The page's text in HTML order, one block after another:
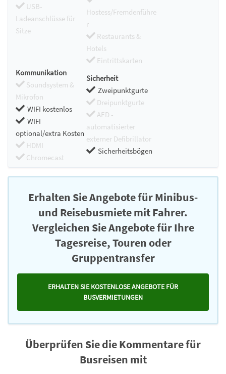
USB-
Ladeanschlüsse für
Sitze
Hostess/Fremdenführe
r
Restaurants &
Hotels
Eintrittskarten
Kommunikation
Soundsystem &
Mikrofon
WIFI kostenlos
WIFI
optional/extra Kosten
HDMI
Chromecast
Sicherheit
Zweipunktgurte
Dreipunktgurte
AED -
automatisierter
externer Defibrillator
Sicherheitsbögen
Erhalten Sie Angebote für Minibus-
und Reisebusmiete mit Fahrer.
Vergleichen Sie Angebote für Ihre
Tagesreise, Touren oder
Gruppentransfer
ERHALTEN SIE KOSTENLOSE ANGEBOTE FÜR
BUSVERMIETUNGEN
Überprüfen Sie die Kommentare für
Busreisen mit